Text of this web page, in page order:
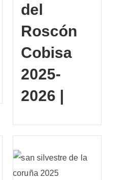
del
Roscón
Cobisa
2025-
2026 |